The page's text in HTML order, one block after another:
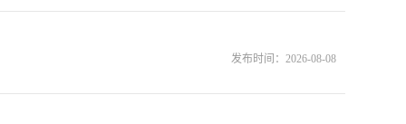
发布时间： 2026-08-08